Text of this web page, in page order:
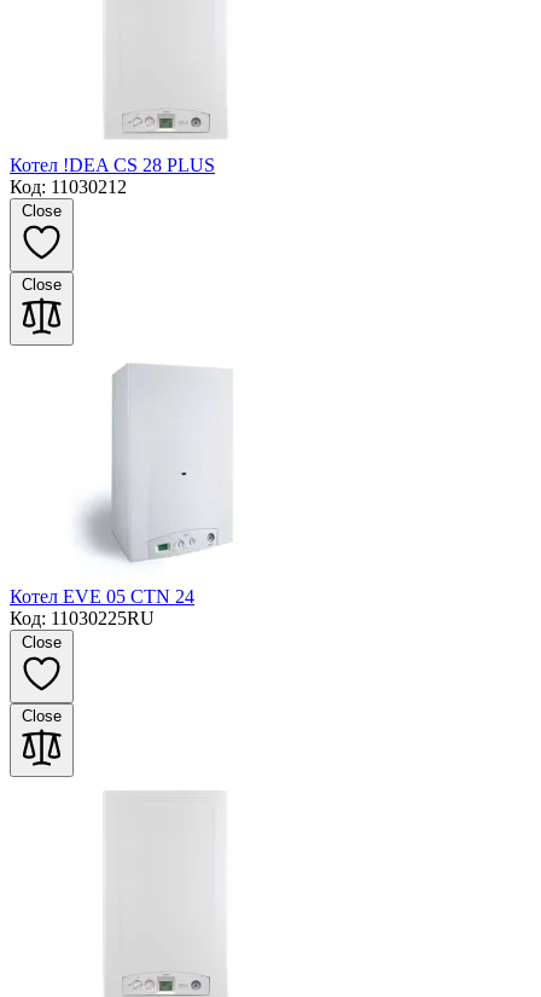
Котел !DEA CS 28 PLUS
Код: 11030212
Close
Close
Котел EVE 05 CTN 24
Код: 11030225RU
Close
Close